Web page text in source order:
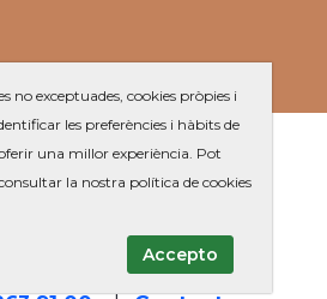
Balmes s/n |
no exceptuades, cookies pròpies i
les preferències i hàbits de
una millor experiència. Pot
la nostra política de cookies
Accepto